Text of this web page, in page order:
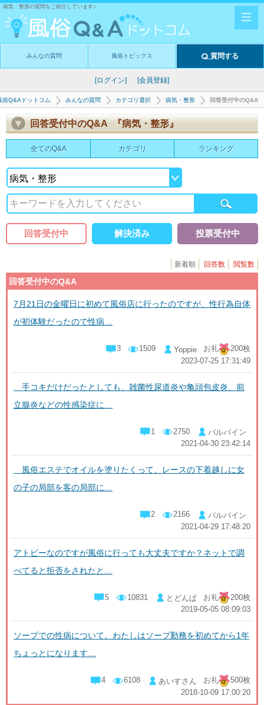
病気・整形の質問をご紹介しています♪
みんなの質問 風俗トピックス 質問する
[ログイン] [会員登録]
俗Q&Aドットコム みんなの質問 カテゴリ選択 病気・整形 回答受付中のQ&A
回答受付中のQ&A 『病気・整形』
全てのQ&A カテゴリ ランキング
回答受付中 解決済み 投票受付中
新着順 回答数 閲覧数
回答受付中のQ&A
7月21日の金曜日に初めて風俗店に行ったのですが、性行為自体
が初体験だったので性病…
3 1509 Yoppie お礼
200枚
2023-07-25 17:31:49
手コキだけだったとしても、雑菌性尿道炎や亀頭包皮炎、前
立腺炎などの性感染症に…
1 2750
バルバイン
2021-04-30 23:42:14
風俗エステでオイルを塗りたくって、レースの下着越しに女
の子の局部を客の局部に…
2 2166
バルバイン
2021-04-29 17:48:20
アトピーなのですが風俗に行っても大丈夫ですか？ネットで調
べてると拒否をされたと…
5 10831 とどんぱ お礼
200枚
2019-05-05 08:09:03
ソープでの性病について。わたしはソープ勤務を初めてから1年
ちょっとになります…
4 6108 あいすさん お礼
500枚
2018-10-09 17:00:20